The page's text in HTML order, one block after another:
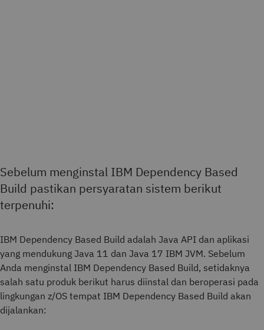
Sebelum menginstal IBM Dependency Based
Build pastikan persyaratan sistem berikut
terpenuhi:
IBM Dependency Based Build adalah Java API dan aplikasi
yang mendukung Java 11 dan Java 17 IBM JVM. Sebelum
Anda menginstal IBM Dependency Based Build, setidaknya
salah satu produk berikut harus diinstal dan beroperasi pada
lingkungan z/OS tempat IBM Dependency Based Build akan
dijalankan: